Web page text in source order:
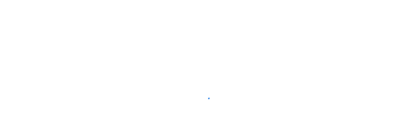
Začať ponúkať svoje ubytovanie